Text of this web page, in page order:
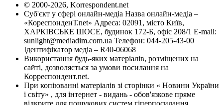
© 2000-2026, Korrespondent.net
Суб'єкт у сфері онлайн-медіа Назва онлайн-медіа –
«КореспонденТ.net» Адреса: 02091, місто Київ,
ХАРКІВСЬКЕ ШОСЕ, будинок 172-Б, офіс 208/1 E-mail:
sunlight@mediadim.com.ua Телефон: 044-205-43-00
Ідентифікатор медіа – R40-06068
Використання будь-яких матеріалів, розміщених на
сайті, дозволяється за умови посилання на
Корреспондент.net.
При копіюванні матеріалів зі сторінки « Новини України
і світу» , для інтернет - видань - обов'язкове пряме
відкрите для пошукових систем гіперпосилання .